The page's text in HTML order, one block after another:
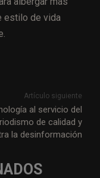
estilo de vida
Artículo siguiente
al servicio del
de calidad y
la desinformación